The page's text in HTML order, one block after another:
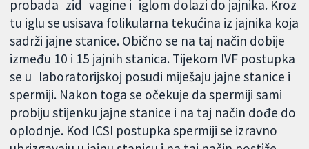
probada zid vagine i iglom dolazi do jajnika. Kroz
tu iglu se usisava folikularna tekućina iz jajnika koja
sadrži jajne stanice. Obično se na taj način dobije
između 10 i 15 jajnih stanica. Tijekom IVF postupka
se u laboratorijskoj posudi miješaju jajne stanice i
spermiji. Nakon toga se očekuje da spermiji sami
probiju stijenku jajne stanice i na taj način dođe do
oplodnje. Kod ICSI postupka spermiji se izravno